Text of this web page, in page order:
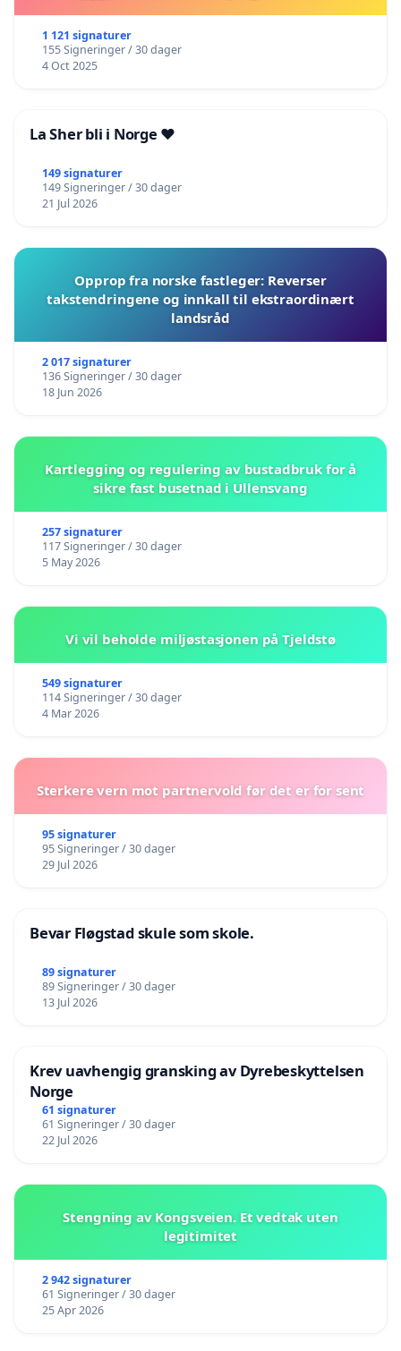
1 121 signaturer
155 Signeringer / 30 dager
4 Oct 2025
La Sher bli i Norge ❤️
149 signaturer
149 Signeringer / 30 dager
21 Jul 2026
Opprop fra norske fastleger: Reverser
takstendringene og innkall til ekstraordinært
landsråd
2 017 signaturer
136 Signeringer / 30 dager
18 Jun 2026
Kartlegging og regulering av bustadbruk for å
sikre fast busetnad i Ullensvang
257 signaturer
117 Signeringer / 30 dager
5 May 2026
Vi vil beholde miljøstasjonen på Tjeldstø
549 signaturer
114 Signeringer / 30 dager
4 Mar 2026
Sterkere vern mot partnervold før det er for sent
95 signaturer
95 Signeringer / 30 dager
29 Jul 2026
Bevar Fløgstad skule som skole.
89 signaturer
89 Signeringer / 30 dager
13 Jul 2026
Krev uavhengig gransking av Dyrebeskyttelsen
Norge
61 signaturer
61 Signeringer / 30 dager
22 Jul 2026
Stengning av Kongsveien. Et vedtak uten
legitimitet
2 942 signaturer
61 Signeringer / 30 dager
25 Apr 2026